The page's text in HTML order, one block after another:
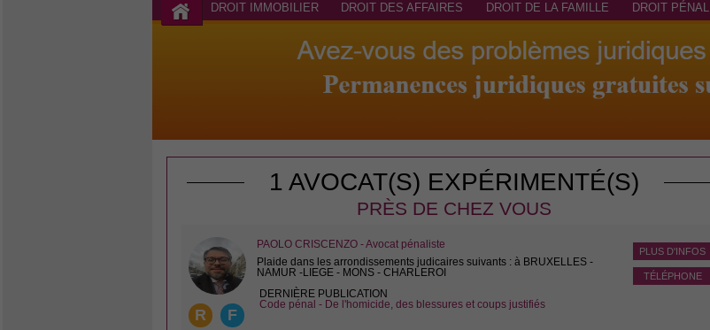
DROIT IMMOBILIER DROIT DES AFFAIRES DROIT DE LA FAMILLE DROIT PÉNAL
1 AVOCAT(S) EXPÉRIMENTÉ(S)
PRÈS DE CHEZ VOUS
R F
PLUS D'INFOS
TÉLÉPHONE
PAOLO CRISCENZO - Avocat pénaliste
Plaide dans les arrondissements judicaires suivants : à BRUXELLES -
NAMUR -LIEGE - MONS - CHARLEROI
DERNIÈRE PUBLICATION
Code pénal - De l'homicide, des blessures et coups justifiés